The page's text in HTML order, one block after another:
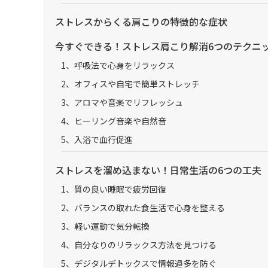
ストレスからくる肩こりの特徴的な症状
今すぐできる！ストレス肩こり解消6つのテクニ
1、呼吸法で心身をリラックス
2、オフィスや自宅で簡単ストレッチ
3、アロマや音楽でリフレッシュ
4、ヒーリング音楽や自然音
5、入浴で血行促進
ストレスを溜め込まない！日常生活の6つの工夫
1、質の良い睡眠で疲労回復
2、バランスの取れた食生活で心身を整える
3、軽い運動で気分転換
4、自分なりのリラックス方法を見つける
5、デジタルデトックスで情報過多を防ぐ